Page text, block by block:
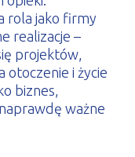
rola jako firmy
realizacje –
projektów,
otoczenie i życie
biznes,
ważne